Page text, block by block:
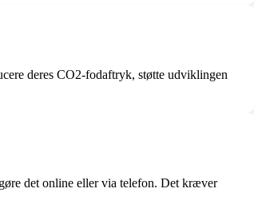
deres CO2-fodaftryk, støtte udviklingen
det online eller via telefon. Det kræver